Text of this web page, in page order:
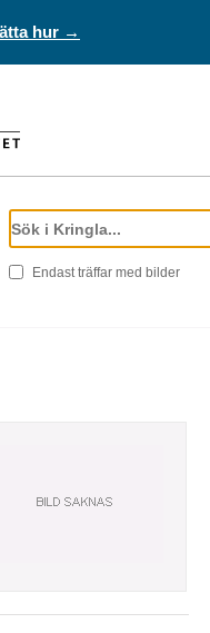
hur →
Endast träffar med bilder